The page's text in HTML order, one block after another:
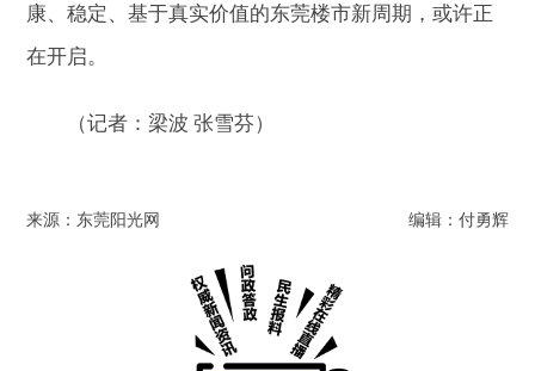
康、稳定、基于真实价值的东莞楼市新周期，或许正
在开启。
（记者：梁波 张雪芬）
来源：东莞阳光网 编辑：付勇辉